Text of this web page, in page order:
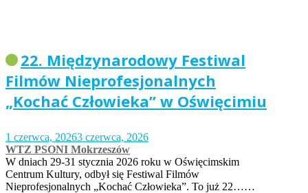
22. Międzynarodowy Festiwal
Filmów Nieprofesjonalnych
„Kochać Człowieka” w Oświęcimiu
1 czerwca, 20263 czerwca, 2026
WTZ PSONI Mokrzeszów
W dniach 29-31 stycznia 2026 roku w Oświęcimskim
Centrum Kultury, odbył się Festiwal Filmów
Nieprofesjonalnych „Kochać Człowieka”. To już 22……